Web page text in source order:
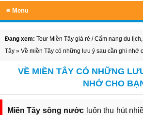
≡ Menu
Đang xem: Tour Miền Tây giá rẻ /Cẩm nang du lịch,
Tây » Về miền Tây có những lưu ý sau cần ghi nhớ
VỀ MIỀN TÂY CÓ NHỮNG
NHỚ CHO
Miền Tây sông nước luôn thu hút